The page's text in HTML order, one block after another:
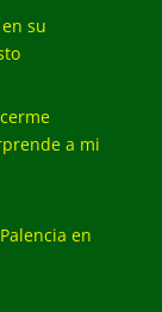
su
a mi
en